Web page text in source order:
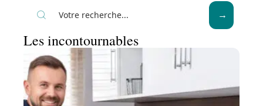
Les incontournables